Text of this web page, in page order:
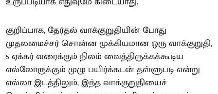
குறிப்பாக, தேர்தல் வாக்குறுதியின் போது
முதலமைச்சர் சொன்ன முக்கியமான ஒரு வாக்குறுதி,
5 ஏக்கர் வரைக்கும் நிலம் வைத்திருக்கக்கூடிய
எல்லோருக்கும் முழு பயிர்க்கடன் தள்ளுபடி என்று
எல்லா இடத்திலும், இந்த வாக்குறுதியைச்